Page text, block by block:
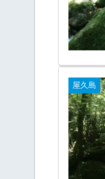
屋久島